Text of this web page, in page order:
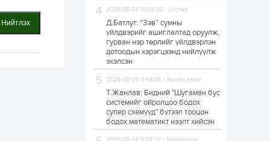
Нийтлэх
Өнөөдөр сондгой
тоогоор төгссөн
автомашинтай иргэд
бензин авна
ЗГ: Шатахууны
хангамж,
нийлүүлэлтийг
тогтворжуулах
асуудлыг хэлэлцэж
байна
1 өдөр 0
2026-08-04 10:08:29 / Улстөр
Д.Батлут: “Зэв” сумны
үйлдвэрийг ашиглалтад оруулж,
гурван нэр төрлийг үйлдвэрлэн
дотоодын хэрэгцээнд нийлүүлж
эхэлсэн
2026-08-05 11:49:38 / Эдийн засаг
Т.Жанлав: Бидний "Шугаман бус
системийг ойролцоо бодох
супер схемүүд" бүтээл тооцон
бодох математикт нээлт хийсэн